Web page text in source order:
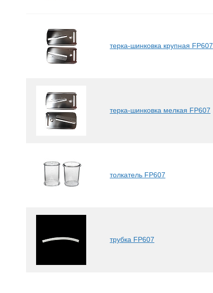
терка-шинковка крупная FP607
терка-шинковка мелкая FP607
толкатель FP607
трубка FP607